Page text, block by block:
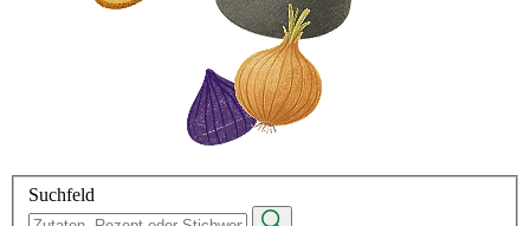
Suchfeld